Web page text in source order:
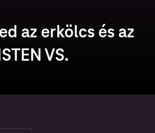
az erkölcs és az
VS.